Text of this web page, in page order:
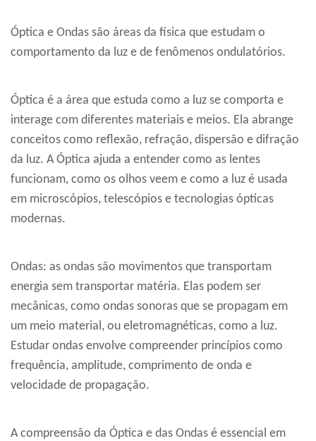
Óptica e Ondas são áreas da física que estudam o
comportamento da luz e de fenômenos ondulatórios.
Óptica é a área que estuda como a luz se comporta e
interage com diferentes materiais e meios. Ela abrange
conceitos como reflexão, refração, dispersão e difração
da luz. A Óptica ajuda a entender como as lentes
funcionam, como os olhos veem e como a luz é usada
em microscópios, telescópios e tecnologias ópticas
modernas.
Ondas: as ondas são movimentos que transportam
energia sem transportar matéria. Elas podem ser
mecânicas, como ondas sonoras que se propagam em
um meio material, ou eletromagnéticas, como a luz.
Estudar ondas envolve compreender princípios como
frequência, amplitude, comprimento de onda e
velocidade de propagação.
A compreensão da Óptica e das Ondas é essencial em